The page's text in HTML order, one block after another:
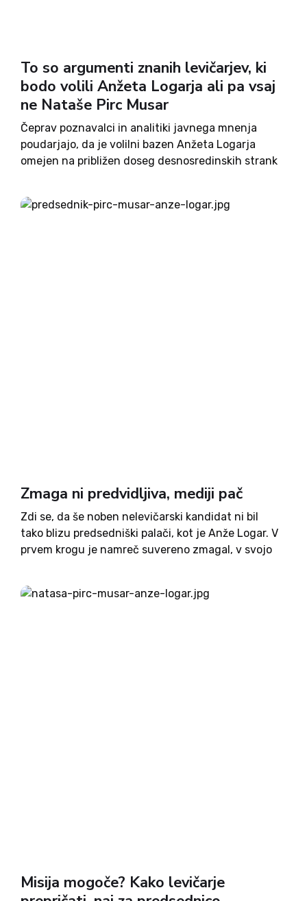
To so argumenti znanih levičarjev, ki
bodo volili Anžeta Logarja ali pa vsaj
ne Nataše Pirc Musar
Čeprav poznavalci in analitiki javnega mnenja
poudarjajo, da je volilni bazen Anžeta Logarja
omejen na približen doseg desnosredinskih strank
oglašajo nekatere javne osebnosti levega
svetovnega nazora, ki poudarjajo, da bodo za
Zmaga ni predvidljiva, mediji pač
Zdi se, da še noben nelevičarski kandidat ni bil
tako blizu predsedniški palači, kot je Anže Logar. V
prvem krogu je namreč suvereno zmagal, v svojo
desnosredinske, sredinske in celo leve volivce.
Protikandidatka Nataša Pirc...
Misija mogoče? Kako levičarje